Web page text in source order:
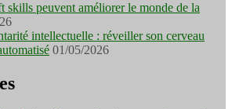
skills peuvent améliorer le monde de la
intellectuelle : réveiller son cerveau
01/05/2026